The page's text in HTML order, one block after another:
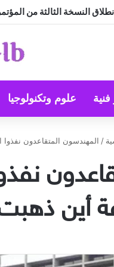
الجنسيات … أم أن
فنية علوم وتكنولوجيا
/ المهندسون المتقاعدون
أین